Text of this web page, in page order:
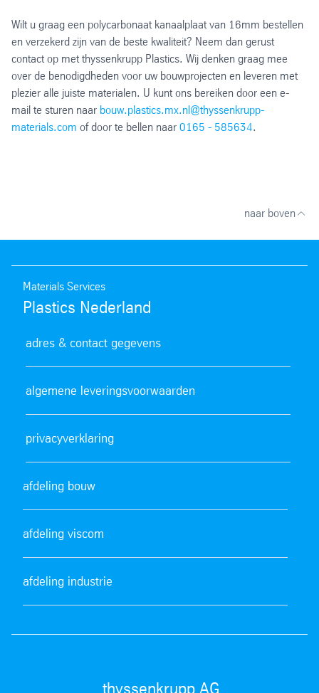
Wilt u graag een polycarbonaat kanaalplaat van 16mm bestellen
en verzekerd zijn van de beste kwaliteit? Neem dan gerust
contact op met thyssenkrupp Plastics. Wij denken graag mee
over de benodigdheden voor uw bouwprojecten en leveren met
plezier alle juiste materialen. U kunt ons bereiken door een e-
mail te sturen naar bouw.plastics.mx.nl@thyssenkrupp-
materials.com of door te bellen naar 0165 - 585634.
naar boven
Materials Services
Plastics Nederland
adres & contact gegevens
algemene leveringsvoorwaarden
privacyverklaring
afdeling bouw
afdeling viscom
afdeling industrie
thyssenkrupp AG